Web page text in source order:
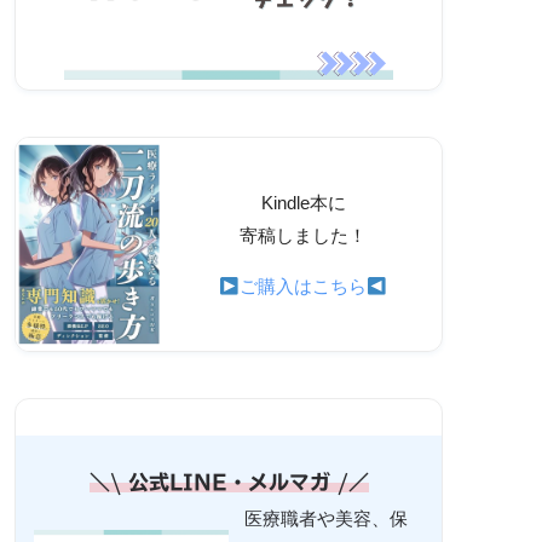
Kindle本に
寄稿しました！
ご購入はこちら
＼\ 公式LINE・メルマガ /／
医療職者や美容、保